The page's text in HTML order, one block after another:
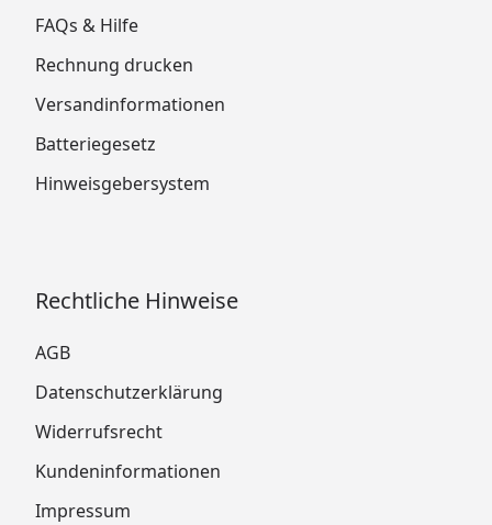
FAQs & Hilfe
Rechnung drucken
Versandinformationen
Batteriegesetz
Hinweisgebersystem
Rechtliche Hinweise
AGB
Datenschutzerklärung
Widerrufsrecht
Kundeninformationen
Impressum